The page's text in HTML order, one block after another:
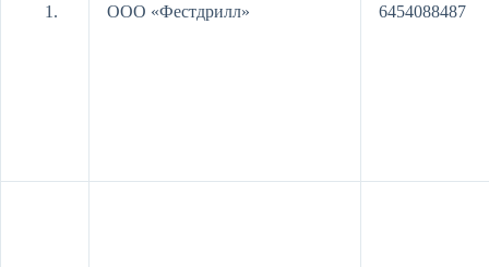
ООО «Фестдрилл» 6454088487